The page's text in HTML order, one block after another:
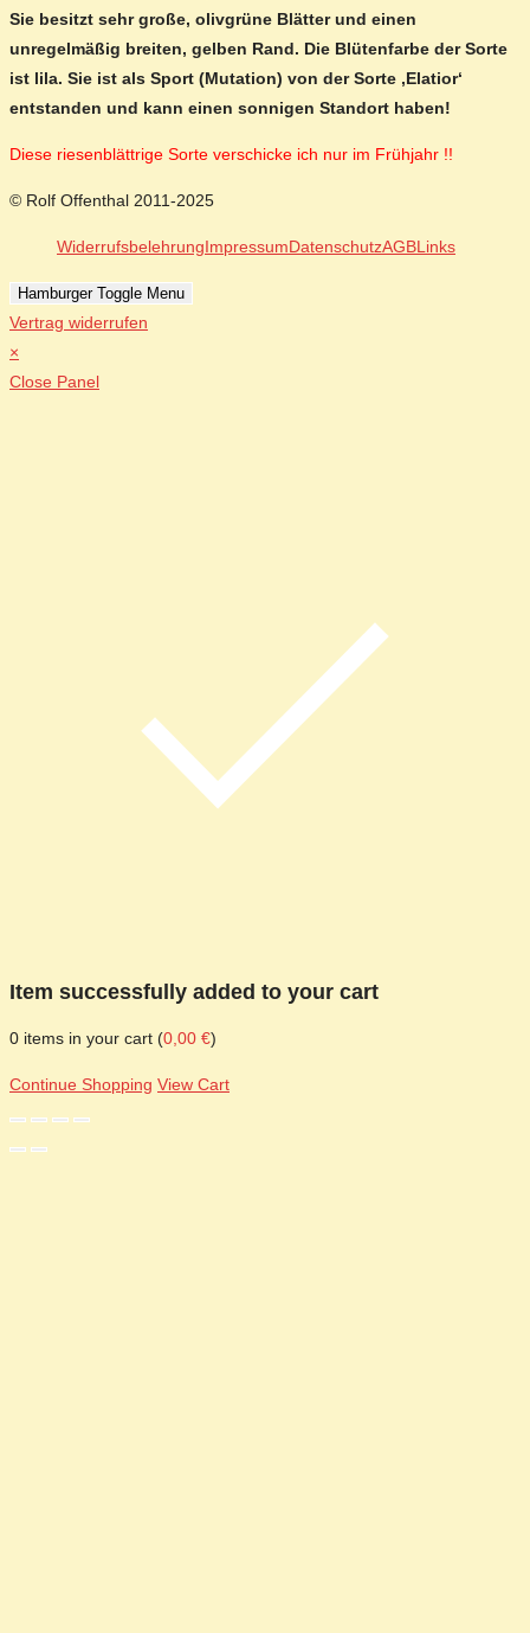
Sie besitzt sehr große, olivgrüne Blätter und einen
unregelmäßig breiten, gelben Rand. Die Blütenfarbe der Sorte
ist lila. Sie ist als Sport (Mutation) von der Sorte ‚Elatior‘
entstanden und kann einen sonnigen Standort haben!
Diese riesenblättrige Sorte verschicke ich nur im Frühjahr !!
© Rolf Offenthal 2011-2025
WiderrufsbelehrungImpressumDatenschutzAGBLinks
Hamburger Toggle Menu
Vertrag widerrufen
×
Close Panel
Item successfully added to your cart
0 items in your cart (0,00 €)
Continue Shopping View Cart